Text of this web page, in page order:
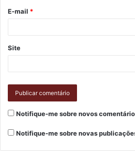
E-mail *
Site
Notifique-me sobre novos
Notifique-me sobre novas